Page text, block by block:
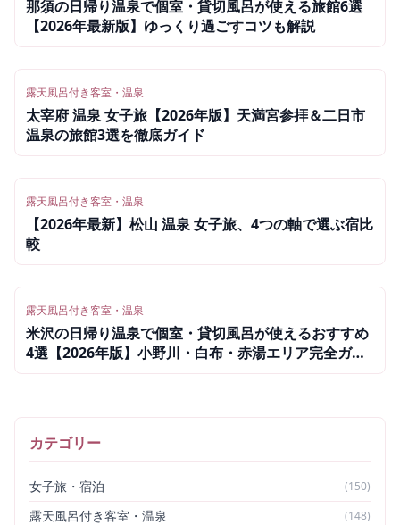
那須の日帰り温泉で個室・貸切風呂が使える旅館6選
【2026年最新版】ゆっくり過ごすコツも解説
露天風呂付き客室・温泉
太宰府 温泉 女子旅【2026年版】天満宮参拝＆二日市
温泉の旅館3選を徹底ガイド
露天風呂付き客室・温泉
【2026年最新】松山 温泉 女子旅、4つの軸で選ぶ宿比
較
露天風呂付き客室・温泉
米沢の日帰り温泉で個室・貸切風呂が使えるおすすめ
4選【2026年版】小野川・白布・赤湯エリア完全ガイ
ド
カテゴリー
女子旅・宿泊 (150)
露天風呂付き客室・温泉 (148)